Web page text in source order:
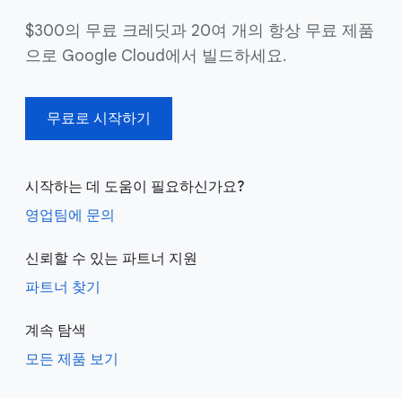
$300의 무료 크레딧과 20여 개의 항상 무료 제품
으로 Google Cloud에서 빌드하세요.
무료로 시작하기
시작하는 데 도움이 필요하신가요?
영업팀에 문의
신뢰할 수 있는 파트너 지원
파트너 찾기
계속 탐색
모든 제품 보기